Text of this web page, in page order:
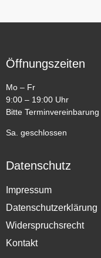
Öffnungszeiten
Mo – Fr
9:00 – 19:00 Uhr
Bitte Terminvereinbarung
Sa. geschlossen
Datenschutz
Impressum
Datenschutzerklärung
Widerspruchsrecht
Kontakt